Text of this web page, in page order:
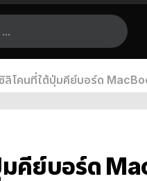
ลิโคนที่ใต้ปุ่มคีย์บอร์ด
คีย์บอร์ด